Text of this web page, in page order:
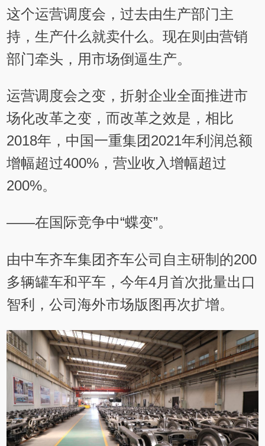
这个运营调度会，过去由生产部门主
持，生产什么就卖什么。现在则由营销
部门牵头，用市场倒逼生产。
运营调度会之变，折射企业全面推进市
场化改革之变，而改革之效是，相比
2018年，中国一重集团2021年利润总额
增幅超过400%，营业收入增幅超过
200%。
——在国际竞争中“蝶变”。
由中车齐车集团齐车公司自主研制的200
多辆罐车和平车，今年4月首次批量出口
智利，公司海外市场版图再次扩增。